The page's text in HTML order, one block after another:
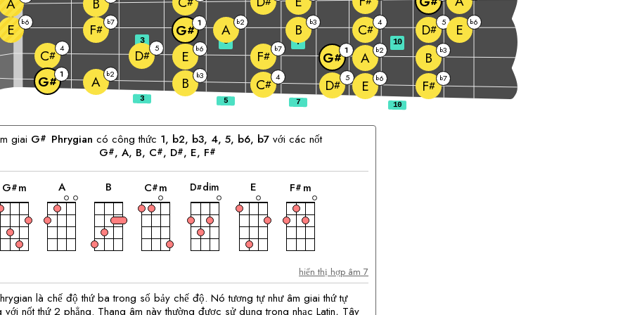
G# 1 A b2 B b3
C# 4 D# 5 E b6 F#
b7
C# 4 D# 5 E b6 F#
b7
G# 1 A b2 B b3
E
b6 F#
b7 G# 1 A b2 B b3 C# 4 D# 5 E b6
3 5 7 10
giai G# Phrygian có công thức 1, b2, b3, 4, 5, b6, b7với các nốt
G#, A, B, C#, D#, E, F#
G#m
hợp
A
hợp
B
hợp
C#m
hợp
D#dim
hợp
E
hợp
F# m
hợp
hiển thị hợp âm 7
là chế độ thứ ba trong số bảy chế độ. Nó tương tự như âm giai thứ tự
với nốt thứ 2 phẳng. Thang âm này thường được sử dụng trong nhạc Latin, Tây